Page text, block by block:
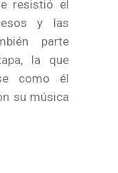
resistió el
y las
parte
la que
como él
su música